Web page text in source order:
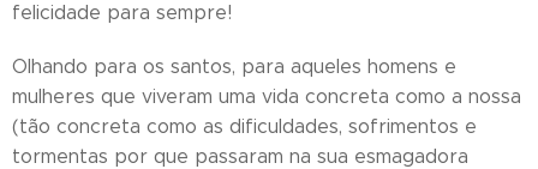
felicidade para sempre!
Olhando para os santos, para aqueles homens e
mulheres que viveram uma vida concreta como a nossa
(tão concreta como as dificuldades, sofrimentos e
tormentas por que passaram na sua esmagadora